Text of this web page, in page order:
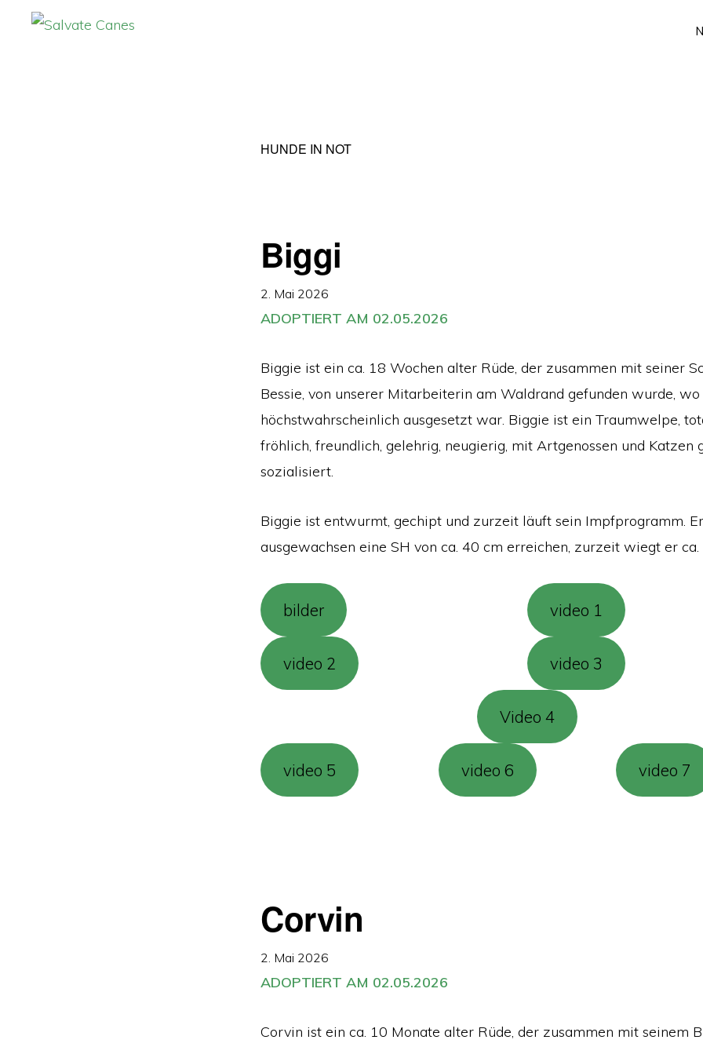
HUNDE IN NOT
Biggi
2. Mai 2026
ADOPTIERT AM 02.05.2026
Biggie ist ein ca. 18 Wochen alter Rüde, der zusammen mit seiner
Bessie, von unserer Mitarbeiterin am Waldrand gefunden wurde,
höchstwahrscheinlich ausgesetzt war. Biggie ist ein Traumwelpe,
fröhlich, freundlich, gelehrig, neugierig, mit Artgenossen und Katzen
sozialisiert.
Biggie ist entwurmt, gechipt und zurzeit läuft sein Impfprogramm.
ausgewachsen eine SH von ca. 40 cm erreichen, zurzeit wiegt er ca.
bilder video 1
video 2 video 3
Video 4
video 5 video 6 video 7
Corvin
2. Mai 2026
ADOPTIERT AM 02.05.2026
Corvin ist ein ca. 10 Monate alter Rüde, der zusammen mit seinem